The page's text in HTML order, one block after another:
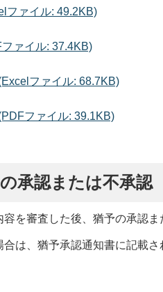
ファイル: 49.2KB)
ァイル: 37.4KB)
ファイル: 68.7KB)
ファイル: 39.1KB)
の承認または不承認
を審査した後、猶予の承認ま
は、猶予承認通知書に記載